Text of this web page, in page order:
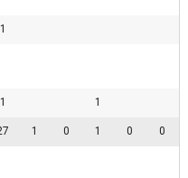
1
1 1
1 0 1 0 0